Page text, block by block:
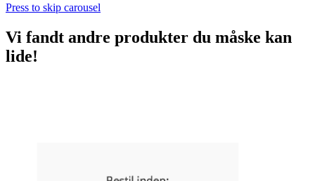
Press to skip carousel
Vi fandt andre produkter du måske kan
lide!